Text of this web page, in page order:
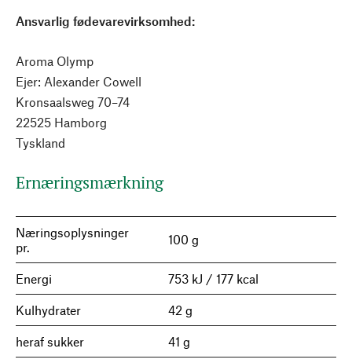
Ansvarlig fødevarevirksomhed:
Aroma Olymp
Ejer: Alexander Cowell
Kronsaalsweg 70–74
22525 Hamborg
Tyskland
Ernæringsmærkning
Næringsoplysninger
pr.
100 g
Energi 753 kJ / 177 kcal
Kulhydrater 42 g
heraf sukker 41 g